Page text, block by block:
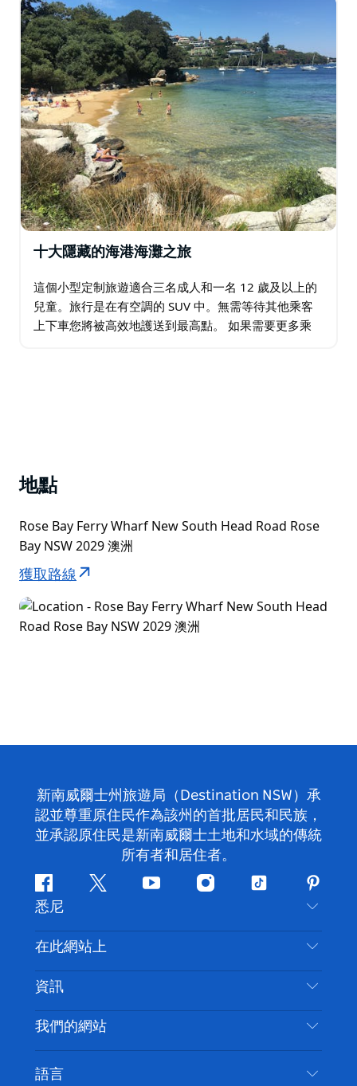
十大隱藏的海港海灘之旅
這個小型定制旅遊適合三名成人和一名 12 歲及以上的
兒童。旅行是在有空調的 SUV 中。無需等待其他乘客
上下車您將被高效地護送到最高點。 如果需要更多乘
地點
Rose Bay Ferry Wharf New South Head Road Rose
Bay NSW 2029 澳洲
獲取路線
新南威爾士州旅遊局（Destination NSW）承
認並尊重原住民作為該州的首批居民和民族，
並承認原住民是新南威爾士土地和水域的傳統
所有者和居住者。
Facebook嘰
喳
喳
Youtube Instagram
抖
悉尼
聯絡我們
免責聲明
隱私
Cookie 通知
在此網站上
目的地
要做的事情
新南威爾斯州公路旅行
活動
資訊
旅行資訊
無障礙悉尼
列出您的業務
我們的網站
語言